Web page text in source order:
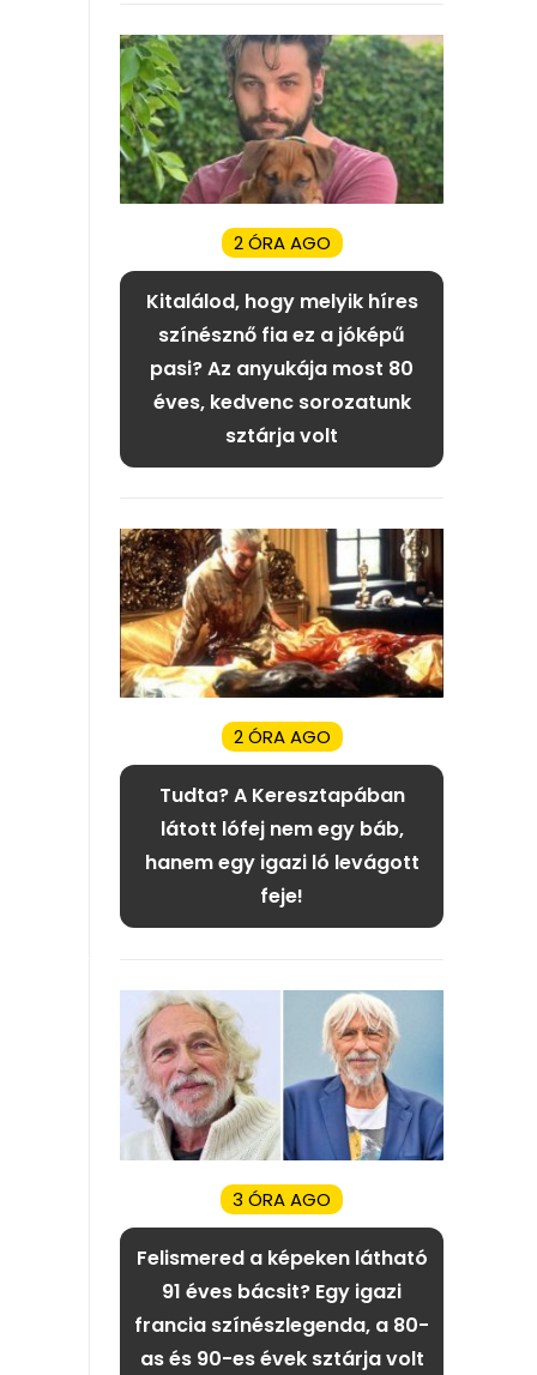
2 ÓRA AGO
Kitalálod, hogy melyik híres
színésznő fia ez a jóképű
pasi? Az anyukája most 80
éves, kedvenc sorozatunk
sztárja volt
2 ÓRA AGO
Tudta? A Keresztapában
látott lófej nem egy báb,
hanem egy igazi ló levágott
feje!
3 ÓRA AGO
Felismered a képeken látható
91 éves bácsit? Egy igazi
francia színészlegenda, a 80-
as és 90-es évek sztárja volt